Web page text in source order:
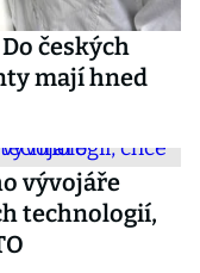
českých
mají hned
vývojáře
technologií,